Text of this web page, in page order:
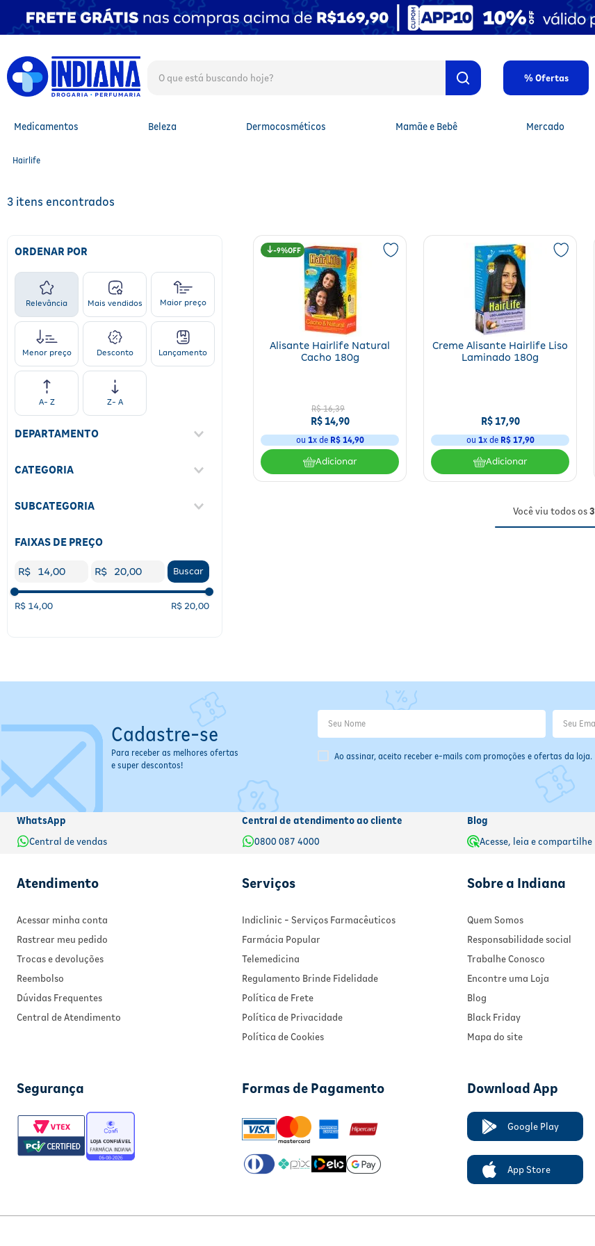
% Ofertas
Medicamentos Beleza Dermocosméticos Mamãe e Bebê Mercado
Hairlife
3
ORDENAR POR
Relevância Mais vendidos Maior preço
Menor preço Desconto Lançamento
A- Z Z- A
CATEGORIA
DEPARTAMENTO
SUBCATEGORIA
FAIXAS DE PREÇO
R$ R$ Buscar
R$ 14,00 R$ 20,00
9%
Alisante Hairlife Natural
Cacho 180g
R$ 16,39
R$ 14,90
ou 1x de R$ 14,90
Adicionar
Creme Alisante Hairlife Liso
Laminado 180g
R$ 17,90
ou 1x de R$ 17,90
Adicionar
Você viu todos os3
Cadastre-se
Para receber as melhores ofertas
e super descontos!
Ao assinar, aceito receber e-mails com promoções e ofertas da loja.
WhatsApp
Central de vendas
Central de atendimento ao cliente
0800 087 4000
Blog
Acesse, leia e compartilhe
Atendimento
Acessar minha conta
Rastrear meu pedido
Trocas e devoluções
Reembolso
Dúvidas Frequentes
Central de Atendimento
Serviços
Indiclinic - Serviços Farmacêuticos
Farmácia Popular
Telemedicina
Regulamento Brinde Fidelidade
Política de Frete
Política de Privacidade
Política de Cookies
Sobre a Indiana
Quem Somos
Responsabilidade social
Trabalhe Conosco
Encontre uma Loja
Blog
Black Friday
Mapa do site
Segurança Formas de Pagamento Download App
Google Play
App Store
TERMOS MAIS BUSCADOS
1º
fralda
fralda xg
7